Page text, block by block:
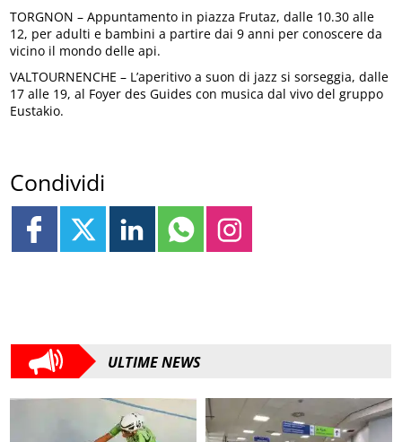
TORGNON – Appuntamento in piazza Frutaz, dalle 10.30 alle
12, per adulti e bambini a partire dai 9 anni per conoscere da
vicino il mondo delle api.
VALTOURNENCHE – L’aperitivo a suon di jazz si sorseggia, dalle
17 alle 19, al Foyer des Guides con musica dal vivo del gruppo
Eustakio.
Condividi
ULTIME NEWS